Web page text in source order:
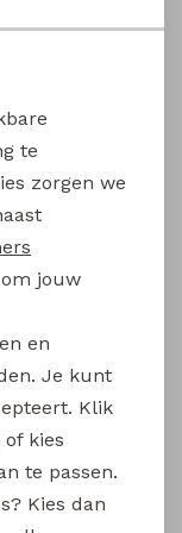
te
zorgen we
jouw
en
Je kunt
Klik
kies
te passen.
Kies dan